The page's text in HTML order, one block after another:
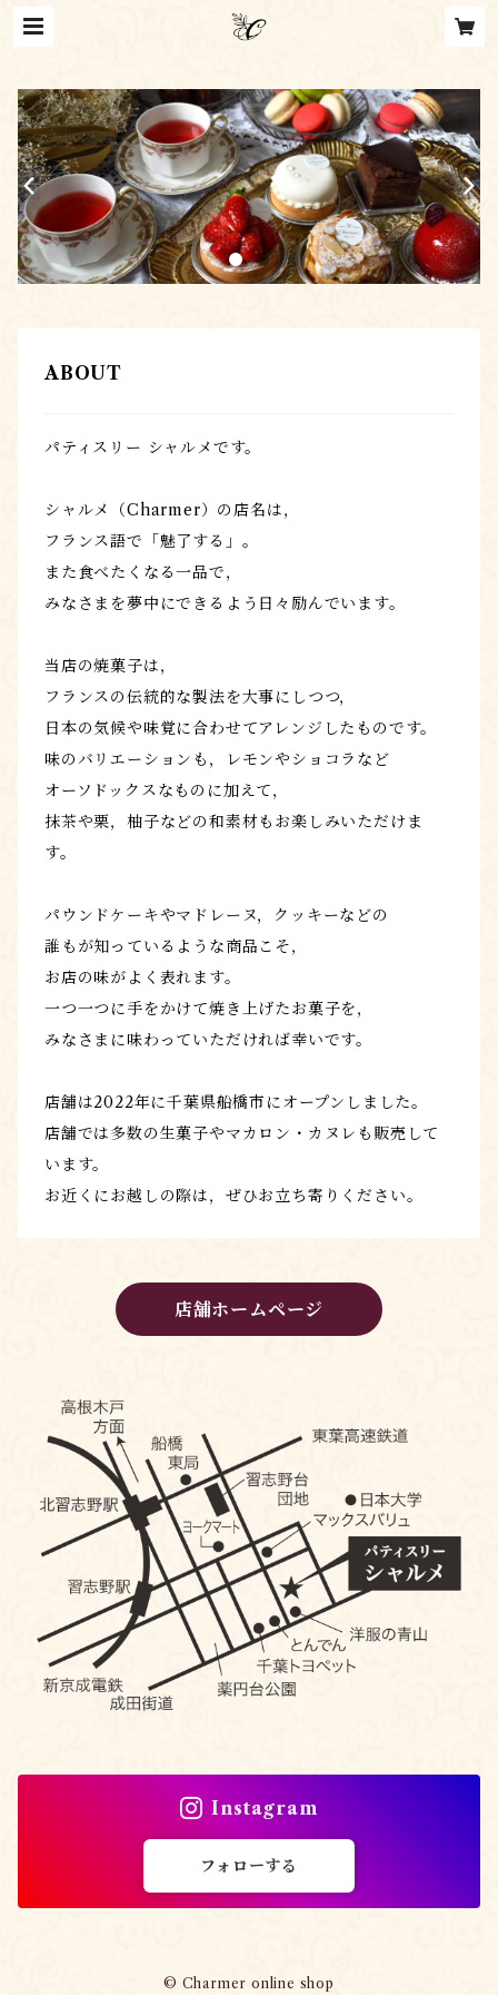
ABOUT
パティスリー シャルメです。
シャルメ（Charmer）の店名は，
フランス語で「魅了する」。
また食べたくなる一品で，
みなさまを夢中にできるよう日々励んでいます。
当店の焼菓子は，
フランスの伝統的な製法を大事にしつつ，
日本の気候や味覚に合わせてアレンジしたものです。
味のバリエーションも，レモンやショコラなど
オーソドックスなものに加えて，
抹茶や栗，柚子などの和素材もお楽しみいただけま
す。
パウンドケーキやマドレーヌ，クッキーなどの
誰もが知っているような商品こそ，
お店の味がよく表れます。
一つ一つに手をかけて焼き上げたお菓子を，
みなさまに味わっていただければ幸いです。
店舗は2022年に千葉県船橋市にオープンしました。
店舗では多数の生菓子やマカロン・カヌレも販売して
います。
お近くにお越しの際は，ぜひお立ち寄りください。
店舗ホームページ
Instagram
フォローする
© Charmer online shop